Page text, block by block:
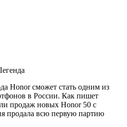
Honor сможет стать одним из
в России. Как пишет
продаж новых Honor 50 с
продала всю первую партию